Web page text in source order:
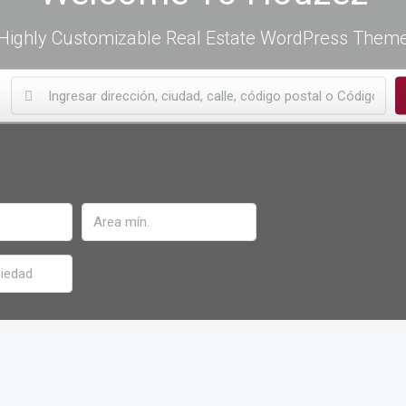
Customizable Real Estate WordPress